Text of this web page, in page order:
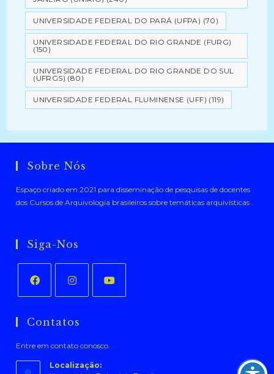
UNIVERSIDADE FEDERAL DO PARÁ (UFPA) (70)
UNIVERSIDADE FEDERAL DO RIO GRANDE (FURG)
(150)
UNIVERSIDADE FEDERAL DO RIO GRANDE DO SUL
(UFRGS) (80)
UNIVERSIDADE FEDERAL FLUMINENSE (UFF) (119)
Sobre Nós
Espaço criado em 2021 para disseminação de pesquisas de docentes
dos Cursos de Arquivologia brasileiros sobre temáticas arquivísticas .
Siga-Nos
em
nova
aba
em
nova
aba
nova
aba
Contatos
Entre em contato conosco.
Localização: